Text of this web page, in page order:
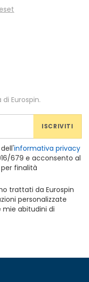
Eurospin.
ISCRIVITI
informativa privacy
679 e acconsento al
finalità
trattati da Eurospin
personalizzate
mie abitudini di